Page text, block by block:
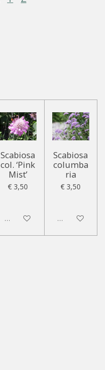
Scabiosa
col. ‘Pink
Mist’
€ 3,50
Uitgeschakeld
Scabiosa
columba
ria
€ 3,50
Uitgeschakeld